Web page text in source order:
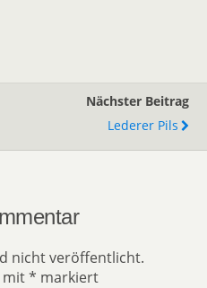
Nächster Beitrag
Lederer Pils
nicht veröffentlicht.
mit* markiert